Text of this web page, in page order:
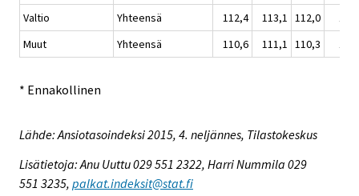
Valtio
Yhteensä 112,4 113,1 112,0
Muut
Yhteensä 110,6 111,1 110,3
* Ennakollinen
Lähde: Ansiotasoindeksi 2015, 4. neljännes, Tilastokeskus
Lisätietoja: Anu Uuttu 029 551 2322, Harri Nummila 029
551 3235, palkat.indeksit@stat.fi